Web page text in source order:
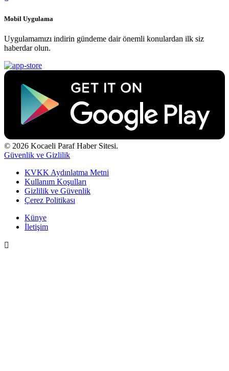
Mobil Uygulama
Uygulamamızı indirin gündeme dair önemli konulardan ilk siz
haberdar olun.
© 2026 Kocaeli Paraf Haber Sitesi.
Güvenlik ve Gizlilik
KVKK Aydınlatma Metni
Kullanım Koşulları
Gizlilik ve Güvenlik
Çerez Politikası
Künye
İletişim